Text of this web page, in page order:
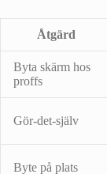
Åtgärd
Byta skärm hos
proffs
Gör-det-själv
Byte på plats